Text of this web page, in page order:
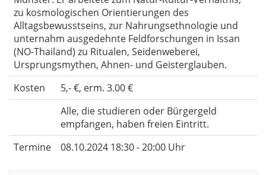
zu kosmologischen Orientierungen des
Alltagsbewusstseins, zur Nahrungsethnologie und
unternahm ausgedehnte Feldforschungen in Issan
(NO-Thailand) zu Ritualen, Seidenweberei,
Ursprungsmythen, Ahnen- und Geisterglauben.
Kosten
5,- €, erm. 3.00 €
Alle, die studieren oder Bürgergeld
empfangen, haben freien Eintritt.
Termine
08.10.2024 18:30 - 20:00 Uhr